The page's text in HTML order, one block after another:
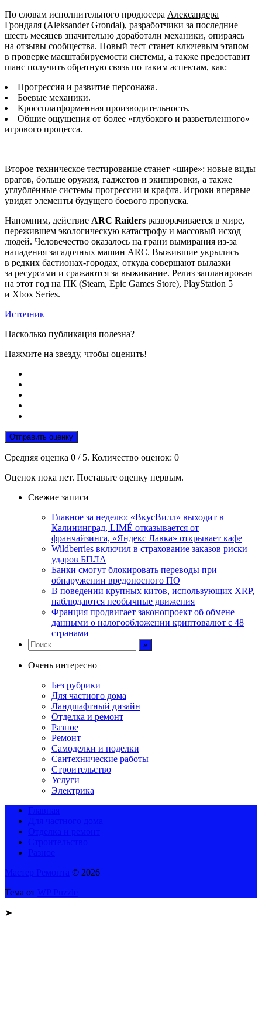
По словам исполнительного продюсера Александера
Грондаля (Aleksander Grondal), разработчики за последние
шесть месяцев значительно доработали механики, опираясь
на отзывы сообщества. Новый тест станет ключевым этапом
в проверке масштабируемости системы, а также предоставит
шанс получить обратную связь по таким аспектам, как:
Прогрессия и развитие персонажа.
Боевые механики.
Кроссплатформенная производительность.
Общие ощущения от более «глубокого и разветвленного»
игрового процесса.
Второе техническое тестирование станет «шире»: новые виды
врагов, больше оружия, гаджетов и экипировки, а также
углублённые системы прогрессии и крафта. Игроки впервые
увидят элементы будущего боевого пропуска.
Напомним, действие ARC Raiders разворачивается в мире,
пережившем экологическую катастрофу и массовый исход
людей. Человечество оказалось на грани вымирания из-за
нападения загадочных машин ARC. Выжившие укрылись
в редких бастионах-городах, откуда совершают вылазки
за ресурсами и сражаются за выживание. Релиз запланирован
на этот год на ПК (Steam, Epic Games Store), PlayStation 5
и Xbox Series.
Источник
Насколько публикация полезна?
Нажмите на звезду, чтобы оценить!
Отправить оценку
Средняя оценка 0 / 5. Количество оценок: 0
Оценок пока нет. Поставьте оценку первым.
Свежие записи
Главное за неделю: «ВкусВилл» выходит в
Калининград, LIMÉ отказывается от
франчайзинга, «Яндекс Лавка» открывает кафе
Wildberries включил в страхование заказов риски
ударов БПЛА
Банки смогут блокировать переводы при
обнаружении вредоносного ПО
В поведении крупных китов, использующих XRP,
наблюдаются необычные движения
Франция продвигает законопроект об обмене
данными о налогообложении криптовалют с 48
странами
Очень интересно
Без рубрики
Для частного дома
Ландшафтный дизайн
Отделка и ремонт
Разное
Ремонт
Самоделки и поделки
Сантехнические работы
Строительство
Услуги
Электрика
© 2026
Тема от
➤